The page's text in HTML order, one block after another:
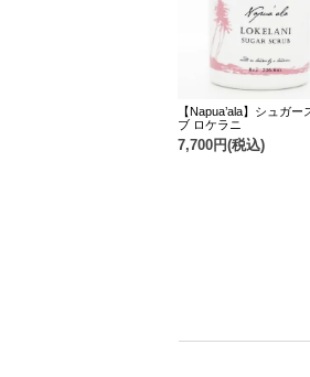
【Napua’ala】シュガー
ブ ロケラニ
7,700円(税込)